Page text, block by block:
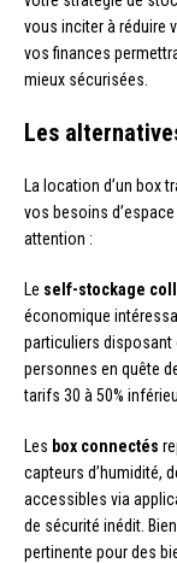
vous inciter à réduire
vos finances
mieux sécurisées.
Les
La location d’un box
vos besoins
attention :
Le self-stockage
économique
particuliers disposant
personnes en quête
tarifs 30 à 50%
Les box connectés
capteurs d’humidité,
accessibles via
de sécurité inédit.
pertinente pour des